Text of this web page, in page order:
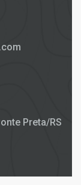
Preta/RS